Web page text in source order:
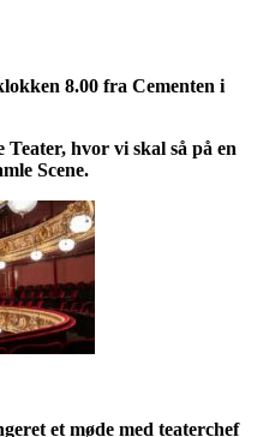
8.00 fra Cementen i
hvor vi skal så på en
Scene.
et møde med teaterchef